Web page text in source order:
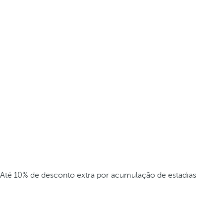
Até 10% de desconto extra por acumulação de estadias